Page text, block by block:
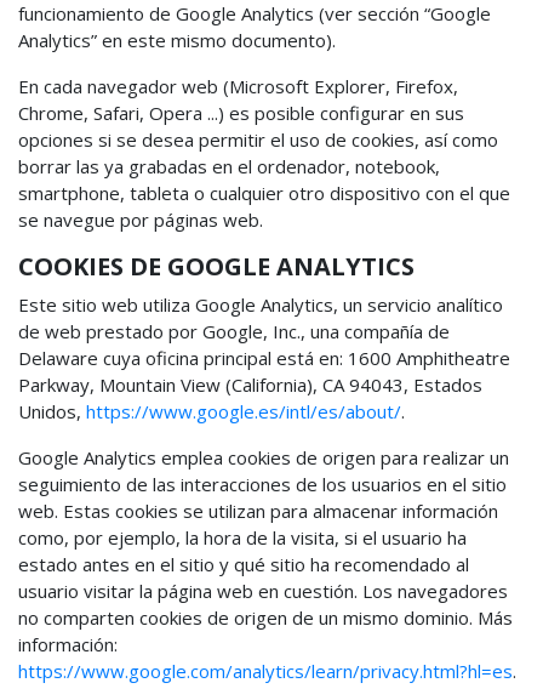
funcionamiento de Google Analytics (ver sección “Google
Analytics” en este mismo documento).
En cada navegador web (Microsoft Explorer, Firefox,
Chrome, Safari, Opera ...) es posible configurar en sus
opciones si se desea permitir el uso de cookies, así como
borrar las ya grabadas en el ordenador, notebook,
smartphone, tableta o cualquier otro dispositivo con el que
se navegue por páginas web.
COOKIES DE GOOGLE ANALYTICS
Este sitio web utiliza Google Analytics, un servicio analítico
de web prestado por Google, Inc., una compañía de
Delaware cuya oficina principal está en: 1600 Amphitheatre
Parkway, Mountain View (California), CA 94043, Estados
Unidos, https://www.google.es/intl/es/about/.
Google Analytics emplea cookies de origen para realizar un
seguimiento de las interacciones de los usuarios en el sitio
web. Estas cookies se utilizan para almacenar información
como, por ejemplo, la hora de la visita, si el usuario ha
estado antes en el sitio y qué sitio ha recomendado al
usuario visitar la página web en cuestión. Los navegadores
no comparten cookies de origen de un mismo dominio. Más
información:
https://www.google.com/analytics/learn/privacy.html?hl=es.